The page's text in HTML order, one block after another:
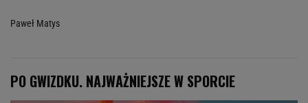
Paweł Matys